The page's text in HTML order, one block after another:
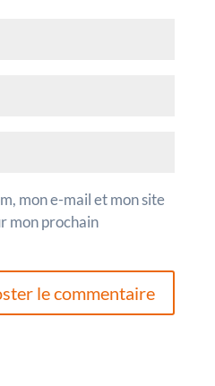
mon e-mail et mon site
mon prochain